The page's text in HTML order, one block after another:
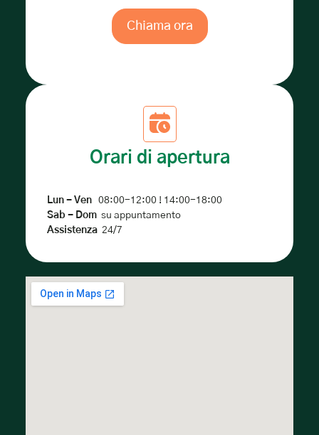
Chiama ora
Orari di apertura
Lun - Ven08:00-12:00 ! 14:00-18:00
Sab - Domsu appuntamento
Assistenza24/7